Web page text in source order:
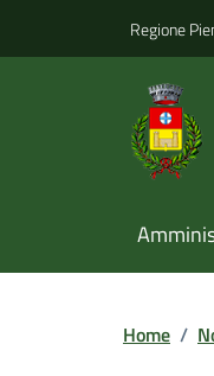
Regione
Home /